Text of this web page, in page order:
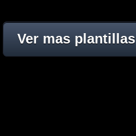
Ver mas plantillas